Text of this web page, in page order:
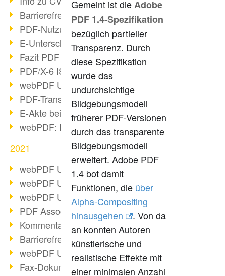
Barrierefreiheit mehr als Inklusion
PDF-Nutzung durch Pandemie
E-Unterschriften für Verwaltung
Fazit PDF Days 2021
PDF/X-6 ISO-Norm
webPDF Update 8.0.0.2393
PDF-Transparenz beim PDF-Format
E-Akte bei Behörden
webPDF: PDF-Anhänge verwalten
2021
webPDF Update 8.0.0.2376
webPDF Update 8.0.0.2374
webPDF Update 8.0.0.2372
PDF Association 2021 Entwicklungen
Kommentare im PDF einfügen
Barrierefreie PDF-Dokumente (3/3)
webPDF Update 8.0.0.2338
Fax-Dokumente in Workflow
Gemeint ist dieAdobe
PDF 1.4-Spezifikation
bezüglich partieller
Transparenz. Durch
diese Spezifikation
wurde das
undurchsichtige
Bildgebungsmodell
früherer PDF-Versionen
durch das transparente
Bildgebungsmodell
erweitert. Adobe PDF
1.4 bot damit
Funktionen, die über
Alpha-Compositing
hinausgehen
. Von da
an konnten Autoren
künstlerische und
realistische Effekte mit
einer minimalen Anzahl